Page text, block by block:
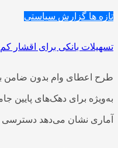
تازه ها گزارش سیاستی
تسهیلات بانکی برای اقشار کم
طرح اعطای وام بدون
به‌ویژه برای دهک‌های پایین
آماری نشان می‌دهد دسترسی